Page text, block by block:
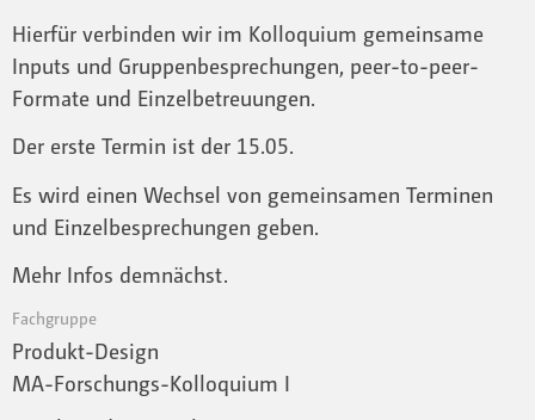
Hierfür verbinden wir im Kolloquium gemeinsame
Inputs und Gruppenbesprechungen, peer-to-peer-
Formate und Einzelbetreuungen.
Der erste Termin ist der 15.05.
Es wird einen Wechsel von gemeinsamen Terminen
und Einzelbesprechungen geben.
Mehr Infos demnächst.
Fachgruppe
Produkt-Design
MA-Forschungs-Kolloquium I